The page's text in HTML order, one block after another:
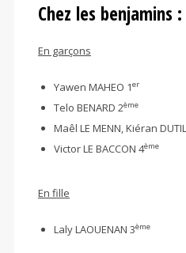
Chez les benjamins :
En garçons
Yawen MAHEO 1er
Telo BENARD 2ème
Maêl LE MENN, Kiéran
Victor LE BACCON 4ème
En fille
Laly LAOUENAN 3ème